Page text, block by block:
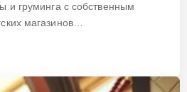
и груминга с собственным
магазинов…